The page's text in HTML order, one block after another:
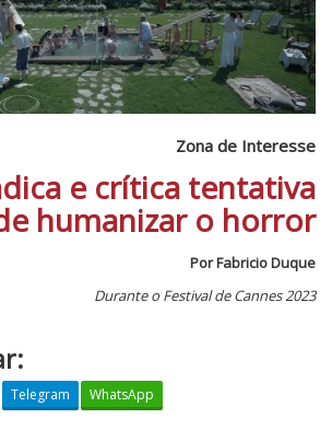
Zona de Interesse
e crítica tentativa
humanizar o horror
Por Fabricio Duque
Durante o Festival de Cannes 2023
Telegram WhatsApp